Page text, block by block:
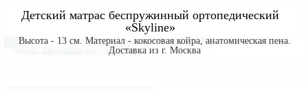
Детский матрас беспружинный ортопедический
«Skyline»
Высота - 13 см. Материал - кокосовая койра, анатомическая пена.
Доставка из г. Москва